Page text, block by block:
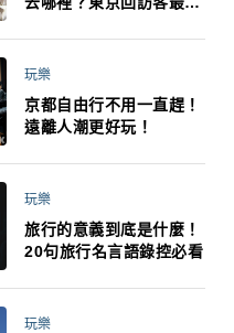
玩樂
京都自由行不用一直趕！
遠離人潮更好玩！
玩樂
旅行的意義到底是什麼！
20句旅行名言語錄控必看
玩樂